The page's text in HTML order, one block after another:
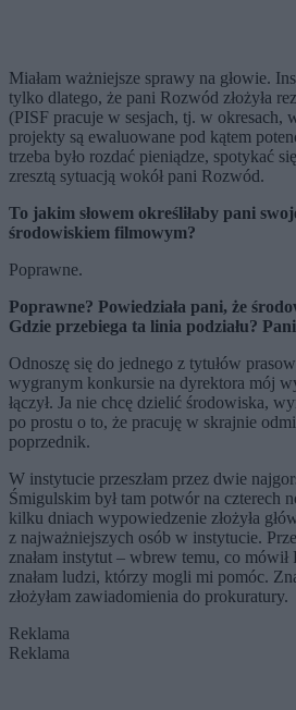
Miałam ważniejsze sprawy na głowie.
tylko dlatego, że pani Rozwód złożyła
(PISF pracuje w sesjach, tj. w okresach,
projekty są ewaluowane pod kątem
trzeba było rozdać pieniądze, spotykać
zresztą sytuacją wokół pani Rozwód.
To jakim słowem określiłaby pani
środowiskiem filmowym?
Poprawne.
Poprawne? Powiedziała pani, że
Gdzie przebiega ta linia podziału?
Odnoszę się do jednego z tytułów
wygranym konkursie na dyrektora mój
łączył. Ja nie chcę dzielić środowiska,
po prostu o to, że pracuję w skrajnie
poprzednik.
W instytucie przeszłam przez dwie
Śmigulskim był tam potwór na czterech
kilku dniach wypowiedzenie złożyła
z najważniejszych osób w instytucie.
znałam instytut – wbrew temu, co
znałam ludzi, którzy mogli mi pomóc.
złożyłam zawiadomienia do prokuratury.
Reklama
Reklama